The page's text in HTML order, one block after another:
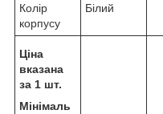
Колір
корпусу
Білий
Ціна
вказана
за 1 шт.
Мінімаль